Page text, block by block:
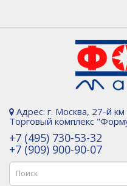
Адрес: г. Москва, 27-й
Торговый комплекс
+7 (495) 730-53-32
+7 (909) 900-90-07